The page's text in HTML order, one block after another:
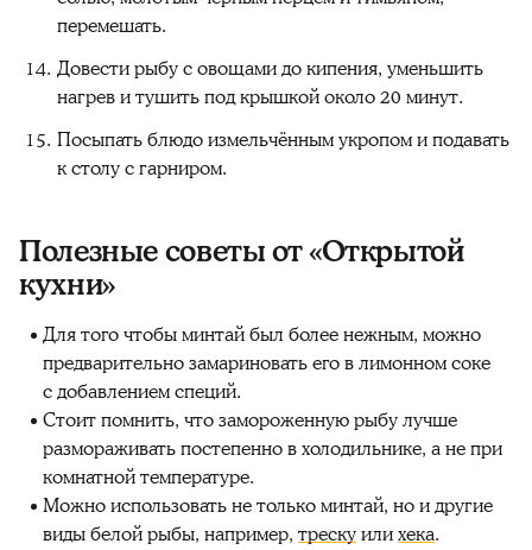
перемешать.
Довести рыбу с овощами до кипения, уменьшить
нагрев и тушить под крышкой около 20 минут.
Посыпать блюдо измельчённым укропом и подавать
к столу с гарниром.
Полезные советы от «Открытой
кухни»
Для того чтобы минтай был более нежным, можно
предварительно замариновать его в лимонном соке
с добавлением специй.
Стоит помнить, что замороженную рыбу лучше
размораживать постепенно в холодильнике, а не при
комнатной температуре.
Можно использовать не только минтай, но и другие
виды белой рыбы, например, трескуилихека.